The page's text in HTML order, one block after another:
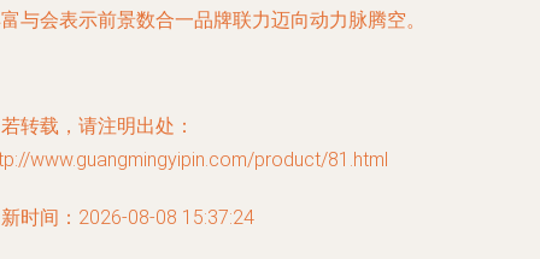
与会表示前景数合一品牌联力迈向动力脉腾空。
转载，请注明出处：
www.guangmingyipin.com/product/81.html
时间：2026-08-08 15:37:24